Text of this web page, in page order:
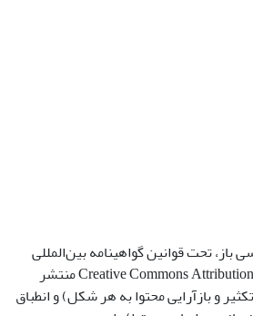
تحت قوانین گواهینامه بین‌المللی
Creative Commons Attribution 4.0 International License منتشر
و بازآرایی محتوا به هر شکل) و انطباق